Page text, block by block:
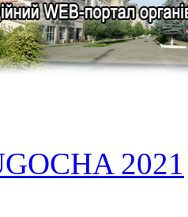
2021